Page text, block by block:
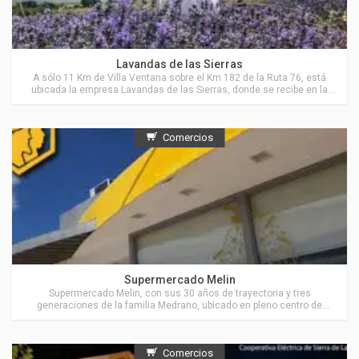
Actividades en Villa Ventana
Lavandas de las Sierras
A sólo 11 Km de Villa Ventana sobre el Km 182 de la Ruta 76, está
ubicada la empresa Lavandas de las Sierras, donde se recibe en la
parte del campo, sus sierras, valles y arroyos.
Comercios
Actividades en Sierra de la Ventana
Supermercado Melin
Supermercado Melin, con sus 30 años de trayectoria y tres
generaciones de la familia Medrano, ubicado en pleno centro de
Comercios